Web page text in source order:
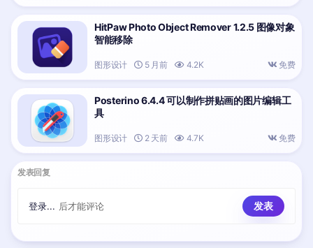
HitPaw Photo Object Remover 1.2.5 图像对象
智能移除
图形设计 5 月前 4.2K 免费
Posterino 6.4.4 可以制作拼贴画的图片编辑工
具
图形设计 2 天前 4.7K 免费
发表回复
登录... 后才能评论